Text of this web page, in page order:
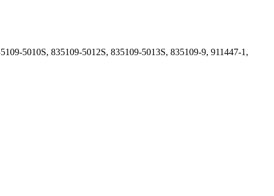
5010S, 835109-5012S, 835109-5013S, 835109-9, 911447-1,